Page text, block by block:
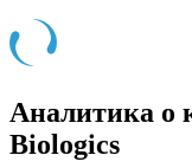
Аналитика о
Biologics